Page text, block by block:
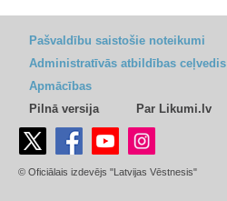
Pašvaldību saistošie noteikumi
Administratīvās atbildības ceļvedis
Apmācības
Pilnā versija
Par Likumi.lv
© Oficiālais izdevējs "Latvijas Vēstnesis"